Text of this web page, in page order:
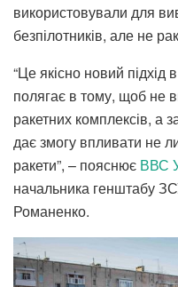
використовували для
безпілотників, але не
“Це якісно новий підхід
полягає в тому, щоб не
ракетних комплексів, а
дає змогу впливати не
ракети”, – пояснює ВВС
начальника генштабу
Романенко.